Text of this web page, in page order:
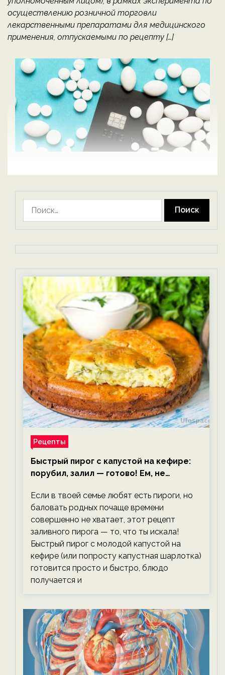
осуществлению розничной торговли
лекарственными препаратами для медицинского
применения, отпускаемыми по рецепту […]
Рецепты
Быстрый пирог с капустой на кефире:
порубил, залил — готово! Ем, не
Если в твоей семье любят есть пироги, но
баловать родных почаще времени
совершенно не хватает, этот рецепт
заливного пирога — то, что ты искала!
Быстрый пирог с молодой капустой на
кефире (или попросту капустная шарлотка)
готовится просто и быстро, блюдо
получается и